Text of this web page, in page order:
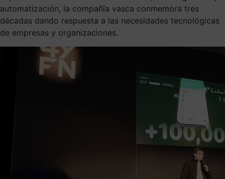
automatización, la compañía vasca conmemora tres
décadas dando respuesta a las necesidades tecnológicas
de empresas y organizaciones.